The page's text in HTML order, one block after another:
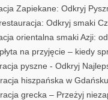
Zapiekane: Odkryj
Odkryj smaki
orientalna smaki Azji:
na przyjęcie – kiedy
pyszne - Odkryj
hiszpańska w
grecka – Przeżyj